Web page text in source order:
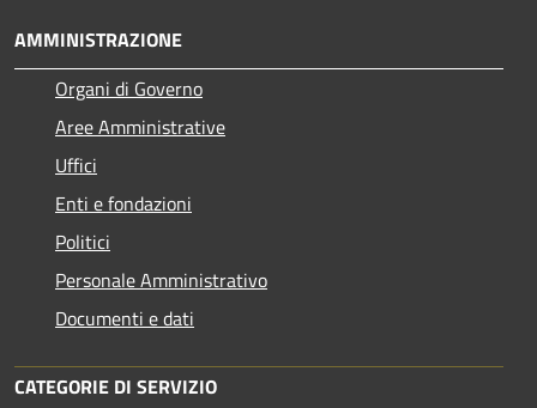
AMMINISTRAZIONE
Organi di Governo
Aree Amministrative
Uffici
Enti e fondazioni
Politici
Personale Amministrativo
Documenti e dati
CATEGORIE DI SERVIZIO